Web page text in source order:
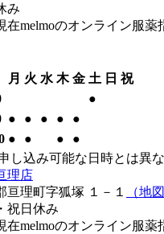
み
在melmoのオンライン服薬
月 火 水 木 金 土 日 祝
●
● ● ● ●
●
● ● ●
●
し込み可能な日時とは異
理店
亘理町字狐塚 １－１
（地
祝日 休み
在melmoのオンライン服薬